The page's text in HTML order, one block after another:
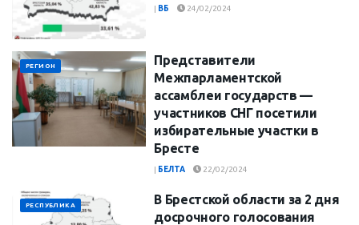
| ВБ 24/02/2024
РЕГИОН
Представители
Межпарламентской
ассамблеи государств —
участников СНГ посетили
избирательные участки в
Бресте
| БЕЛТА 22/02/2024
РЕСПУБЛИКА
В Брестской области за 2 дня
досрочного голосования